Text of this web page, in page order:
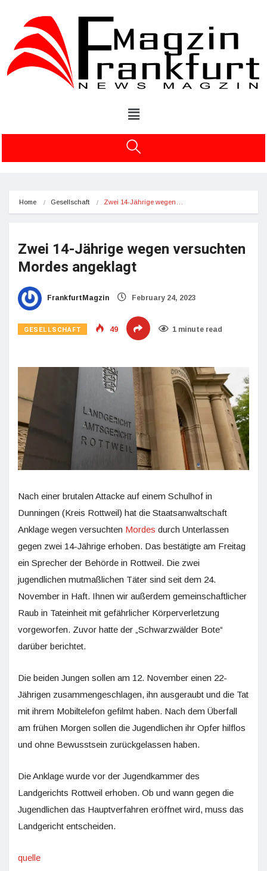
Home Gesellschaft Zwei 14-Jährige wegen…
Zwei 14-Jährige wegen versuchten
Mordes angeklagt
FrankfurtMagzin February 24, 2023
GESELLSCHAFT 49 1 minute read
Nach einer brutalen Attacke auf einem Schulhof in
Dunningen (Kreis Rottweil) hat die Staatsanwaltschaft
Anklage wegen versuchten Mordes durch Unterlassen
gegen zwei 14-Jährige erhoben. Das bestätigte am Freitag
ein Sprecher der Behörde in Rottweil. Die zwei
jugendlichen mutmaßlichen Täter sind seit dem 24.
November in Haft. Ihnen wir außerdem gemeinschaftlicher
Raub in Tateinheit mit gefährlicher Körperverletzung
vorgeworfen. Zuvor hatte der „Schwarzwälder Bote“
darüber berichtet.
Die beiden Jungen sollen am 12. November einen 22-
Jährigen zusammengeschlagen, ihn ausgeraubt und die Tat
mit ihrem Mobiltelefon gefilmt haben. Nach dem Überfall
am frühen Morgen sollen die Jugendlichen ihr Opfer hilflos
und ohne Bewusstsein zurückgelassen haben.
Die Anklage wurde vor der Jugendkammer des
Landgerichts Rottweil erhoben. Ob und wann gegen die
Jugendlichen das Hauptverfahren eröffnet wird, muss das
Landgericht entscheiden.
quelle